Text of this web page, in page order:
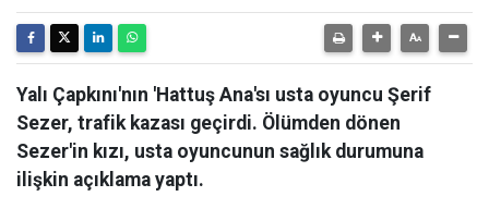
Yalı Çapkını'nın 'Hattuş Ana'sı usta oyuncu Şerif
Sezer, trafik kazası geçirdi. Ölümden dönen
Sezer'in kızı, usta oyuncunun sağlık durumuna
ilişkin açıklama yaptı.